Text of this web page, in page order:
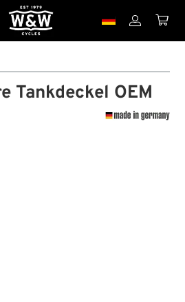
 
Tankdeckel OEM